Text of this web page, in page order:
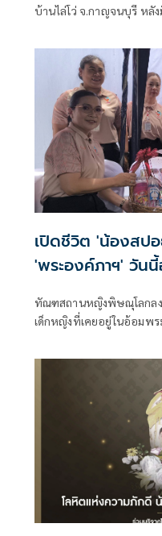
บ้านไล่โว่ จ.กาญจนบุรี หลั
พระจริยวัตรอันงดงาม จน
พยาบาลเพื่อช่วยเหลือผู้อื่น
เปิดชีวิต 'น้องสป
'พระองค์ภาฯ' วัน
ทัณฑสถานหญิงพิษณุโลกล
เด็กหญิงที่เคยอยู่ในอ้อมพร